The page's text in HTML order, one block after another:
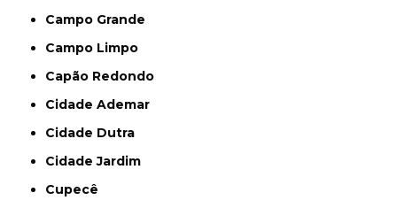
Campo Grande
Campo Limpo
Capão Redondo
Cidade Ademar
Cidade Dutra
Cidade Jardim
Cupecê